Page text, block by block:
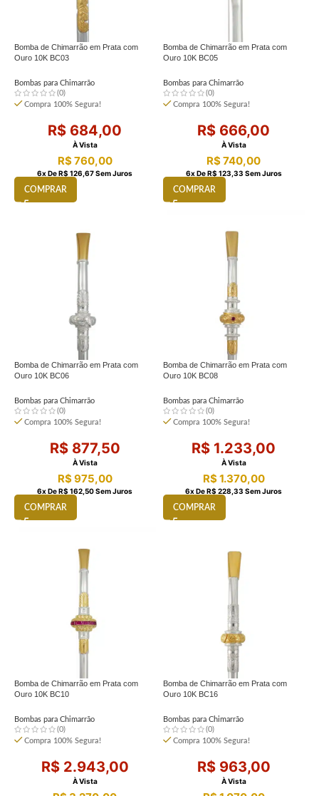
Bomba de Chimarrão em Prata com
Ouro 10K BC03
Bombas para Chimarrão
(0)
Compra 100% Segura!
R$ 684,00
À Vista
R$760,00
6X DeR$ 126,67Sem Juros
COMPRAR
Bomba de Chimarrão em Prata com
Ouro 10K BC05
Bombas para Chimarrão
(0)
Compra 100% Segura!
R$ 666,00
À Vista
R$740,00
6X DeR$ 123,33 Sem Juros
COMPRAR
Bomba de Chimarrão em Prata com
Ouro 10K BC06
Bombas para Chimarrão
(0)
Compra 100% Segura!
R$877,50
À Vista
R$975,00
6X DeR$ 162,50Sem Juros
COMPRAR
Bomba de Chimarrão em Prata com
Ouro 10K BC08
Bombas para Chimarrão
(0)
Compra 100% Segura!
R$ 1.233,00
À Vista
R$1.370,00
6X DeR$ 228,33 Sem Juros
COMPRAR
Bomba de Chimarrão em Prata com
Ouro 10K BC10
Bombas para Chimarrão
(0)
Compra 100% Segura!
R$2.943,00
À Vista
Bomba de Chimarrão em Prata com
Ouro 10K BC16
Bombas para Chimarrão
(0)
Compra 100% Segura!
R$963,00
À Vista